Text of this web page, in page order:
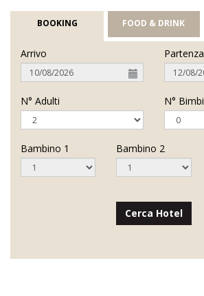
BOOKING FOOD & DRINK
Arrivo Partenza
N° Adulti N° Bimbi
Bambino 1 Bambino 2
Cerca Hotel